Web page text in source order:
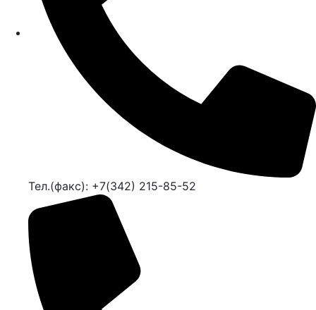
Тел.(факс): +7(342) 215-85-52